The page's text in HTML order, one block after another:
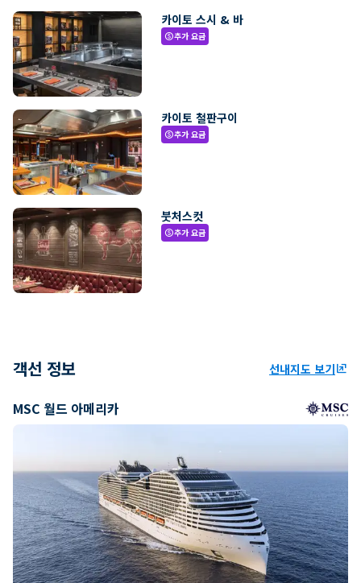
카이토 스시 & 바
paid추가 요금
카이토 철판구이
paid추가 요금
붓처스컷
paid추가 요금
객선 정보 선내지도 보기ungroup
MSC 월드 아메리카